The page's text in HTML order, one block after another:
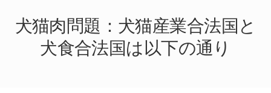
犬猫肉問題：犬猫産業合法国と
犬食合法国は以下の通り